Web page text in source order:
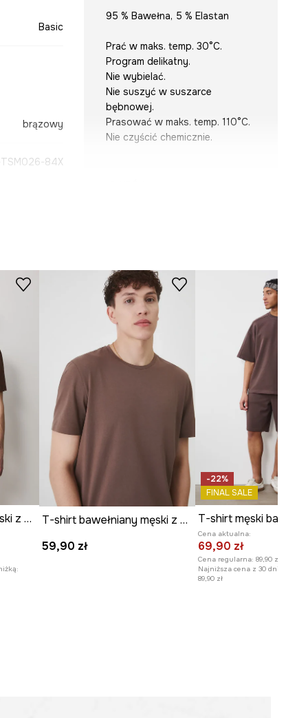
Basic
brązowy
84X
95 % Bawełna, 5 % Elastan
Prać w maks. temp. 30°C.
Program delikatny.
Nie wybielać.
Nie suszyć w suszarce
bębnowej.
Prasować w maks. temp. 110°C.
Nie czyścić chemicznie.
WYMIARY
Model na zdjęciu ma 189 cm
wzrostu i ma na sobie rozmiar M.
Zobacz wymiary produktu
T-shirt bawełniany męski z nadrukiem
T-shirt bawełniany męski z domieszką elastanu gładki kolor brązowy
59,90 zł
-22%
FINAL SALE
T-shirt męski
Cena aktualna:
69,90 zł
Cena regularna: 89,90 zł
Najniższa cena z 30 dni przed
89,90 zł